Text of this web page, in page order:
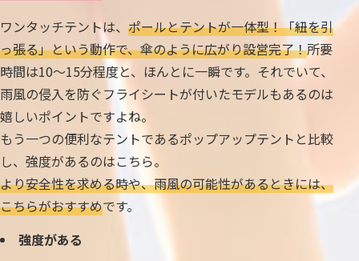
ワンタッチテントは、 ポールとテントが一体型！「紐を引
っ張る」という動作で、傘のように広がり設営完了！所要
時間は10〜15分程度と、ほんとに一瞬です。それでいて、
雨風の侵入を防ぐフライシートが付いたモデルもあるのは
嬉しいポイントですよね。
もう一つの便利なテントであるポップアップテントと比較
し、強度があるのはこちら。
より安全性を求める時や、雨風の可能性があるときには、
こちらがおすすめです。
強度がある